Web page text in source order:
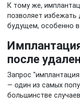
К тому же,
позволяет избежать
будущем, особенно в
после
Запрос
— один из самых
большинстве